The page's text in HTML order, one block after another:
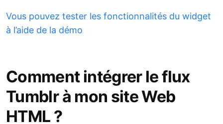
Vous pouvez tester les fonctionnalités du widget
à l’aide de la démo
Comment intégrer le flux
Tumblr à mon site Web
HTML ?